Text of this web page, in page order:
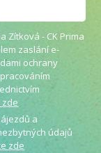
Zítková - CK Prima
zaslání e-
ochrany
zde
a
údajů
zde